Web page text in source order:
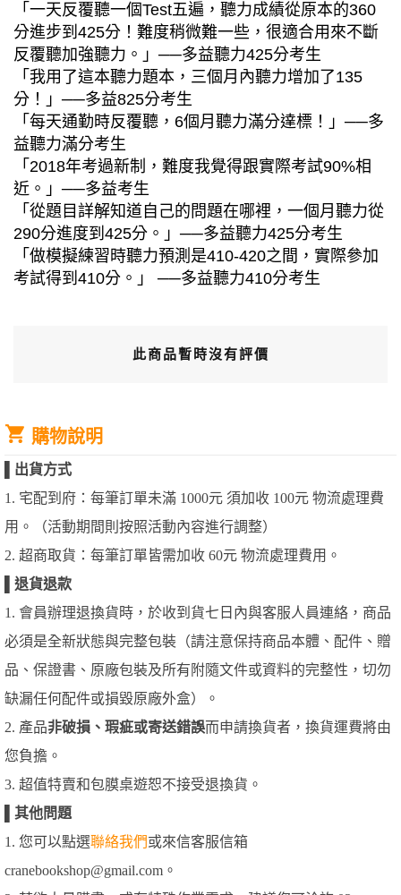
「一天反覆聽一個Test五遍，聽力成績從原本的360
分進步到425分！難度稍微難一些，很適合用來不斷
反覆聽加強聽力。」──多益聽力425分考生
「我用了這本聽力題本，三個月內聽力增加了135
分！」──多益825分考生
「每天通勤時反覆聽，6個月聽力滿分達標！」──多
益聽力滿分考生
「2018年考過新制，難度我覺得跟實際考試90%相
近。」──多益考生
「從題目詳解知道自己的問題在哪裡，一個月聽力從
290分進度到425分。」──多益聽力425分考生
「做模擬練習時聽力預測是410-420之間，實際參加
考試得到410分。」 ──多益聽力410分考生
此商品暫時沒有評價
購物說明
出貨方式
1. 宅配到府：每筆訂單未滿 1000元 須加收 100元 物流處理費
用。（活動期間則按照活動內容進行調整）
2. 超商取貨：每筆訂單皆需加收 60元 物流處理費用。
退貨退款
1. 會員辦理退換貨時，於收到貨七日內與客服人員連絡，商品
必須是全新狀態與完整包裝（請注意保持商品本體、配件、贈
品、保證書、原廠包裝及所有附隨文件或資料的完整性，切勿
缺漏任何配件或損毀原廠外盒）。
2. 產品非破損、瑕疵或寄送錯誤而申請換貨者，換貨運費將由
您負擔。
3. 超值特賣和包膜桌遊恕不接受退換貨。
其他問題
1. 您可以點選聯絡我們或來信客服信箱
cranebookshop@gmail.com。